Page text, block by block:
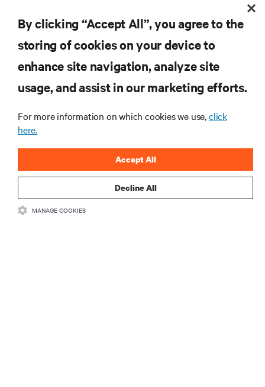
Inscreva-se para obter as últimas tendências em
tecnologia
Receba atualizações regulares sobre os tópicos
mais importantes da indústria, com as discussões
mais recentes e insights de especialistas sobre
By clicking “Accept All”, you agree to the
storing of cookies on your device to
enhance site navigation, analyze site
usage, and assist in our marketing efforts.
For more information on which cookies we use,click
here.
Decline All
Accept All
MANAGE COOKIES